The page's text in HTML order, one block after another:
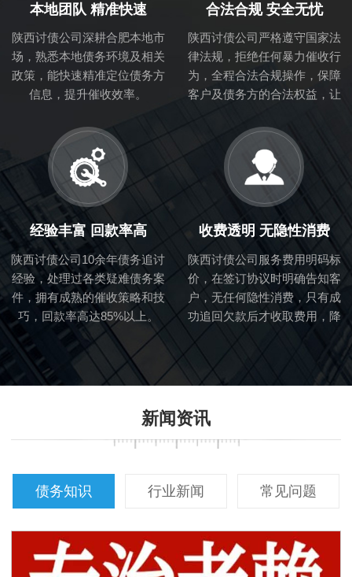
本地团队 精准快速
陕西讨债公司深耕合肥本地市
场，熟悉本地债务环境及相关
政策，能快速精准定位债务方
信息，提升催收效率。
合法合规 安全无忧
陕西讨债公司严格遵守国家法
律法规，拒绝任何暴力催收行
为，全程合法合规操作，保障
客户及债务方的合法权益，让
经验丰富 回款率高
陕西讨债公司10余年债务追讨
经验，处理过各类疑难债务案
件，拥有成熟的催收策略和技
巧，回款率高达85%以上。
收费透明 无隐性消费
陕西讨债公司服务费用明码标
价，在签订协议时明确告知客
户，无任何隐性消费，只有成
功追回欠款后才收取费用，降
新闻资讯
债务知识 行业新闻 常见问题